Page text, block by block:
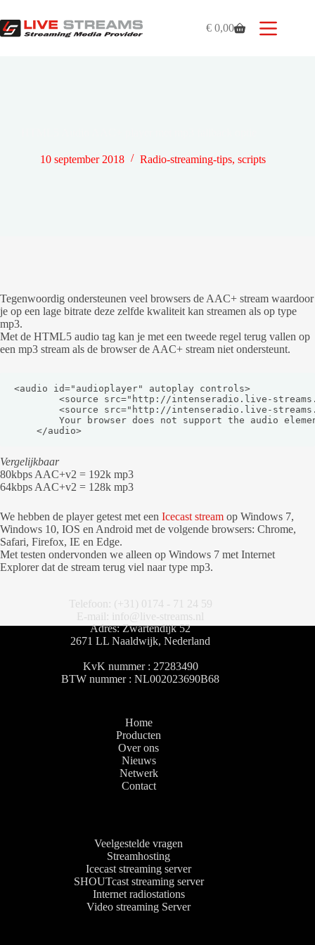
naar
de
Winkelwagen
€ 0,00
10 september 2018 Radio-streaming-tips, scripts
Tegenwoordig ondersteunen veel browsers de AAC+ stream waardoor
je op een lage bitrate deze zelfde kwaliteit kan streamen als op type
mp3.
Met de HTML5 audio tag kan je met een tweede regel terug vallen op
een mp3 stream als de browser de AAC+ stream niet ondersteunt.
<audio id="audioplayer" autoplay controls>
	</audio>
Vergelijkbaar
80kbps AAC+v2 = 192k mp3
64kbps AAC+v2 = 128k mp3
We hebben de player getest met een Icecast stream op Windows 7,
Windows 10, IOS en Android met de volgende browsers: Chrome,
Safari, Firefox, IE en Edge.
Met testen ondervonden we alleen op Windows 7 met Internet
Explorer dat de stream terug viel naar type mp3.
Telefoon: (+31) 0174 - 71 24 59
E-mail: info@live-streams.nl
Adres: Zwartendijk 52
2671 LL Naaldwijk, Nederland
KvK nummer : 27283490
BTW nummer : NL002023690B68
Home
Producten
Over ons
Nieuws
Netwerk
Contact
Veelgestelde vragen
Streamhosting
Icecast streaming server
SHOUTcast streaming server
Internet radiostations
Video streaming Server